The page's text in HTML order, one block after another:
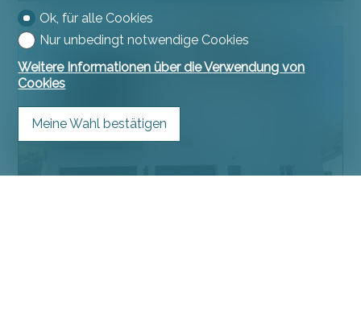
AUSSERGEWÖHNLICH
Ok, für alle Cookies
Nur unbedingt notwendige Cookies
Weitere Informationen über die Verwendung von
Cookies
Meine Wahl bestätigen